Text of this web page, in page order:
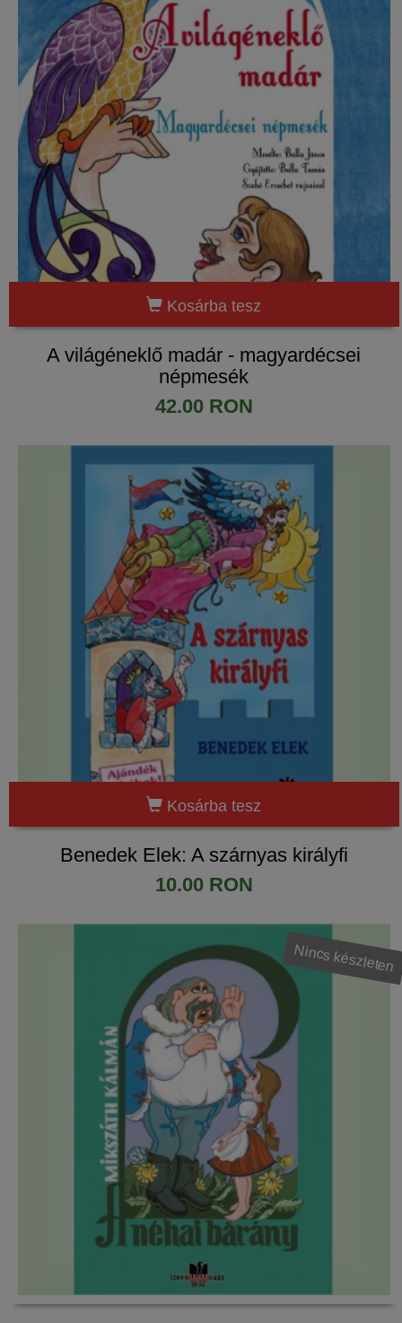
Kosárba tesz
A világéneklő madár - magyardécsei
népmesék
42.00 RON
Kosárba tesz
Benedek Elek: A szárnyas királyfi
10.00 RON
Nincs készleten